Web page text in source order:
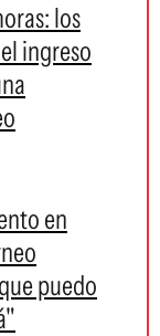
los
ingreso
en
puedo